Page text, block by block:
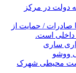
ویژه هفته دولت در مرکز
صادرات / حمایت از
داخلی است.
ساری
ووشو
محیطی شهرک